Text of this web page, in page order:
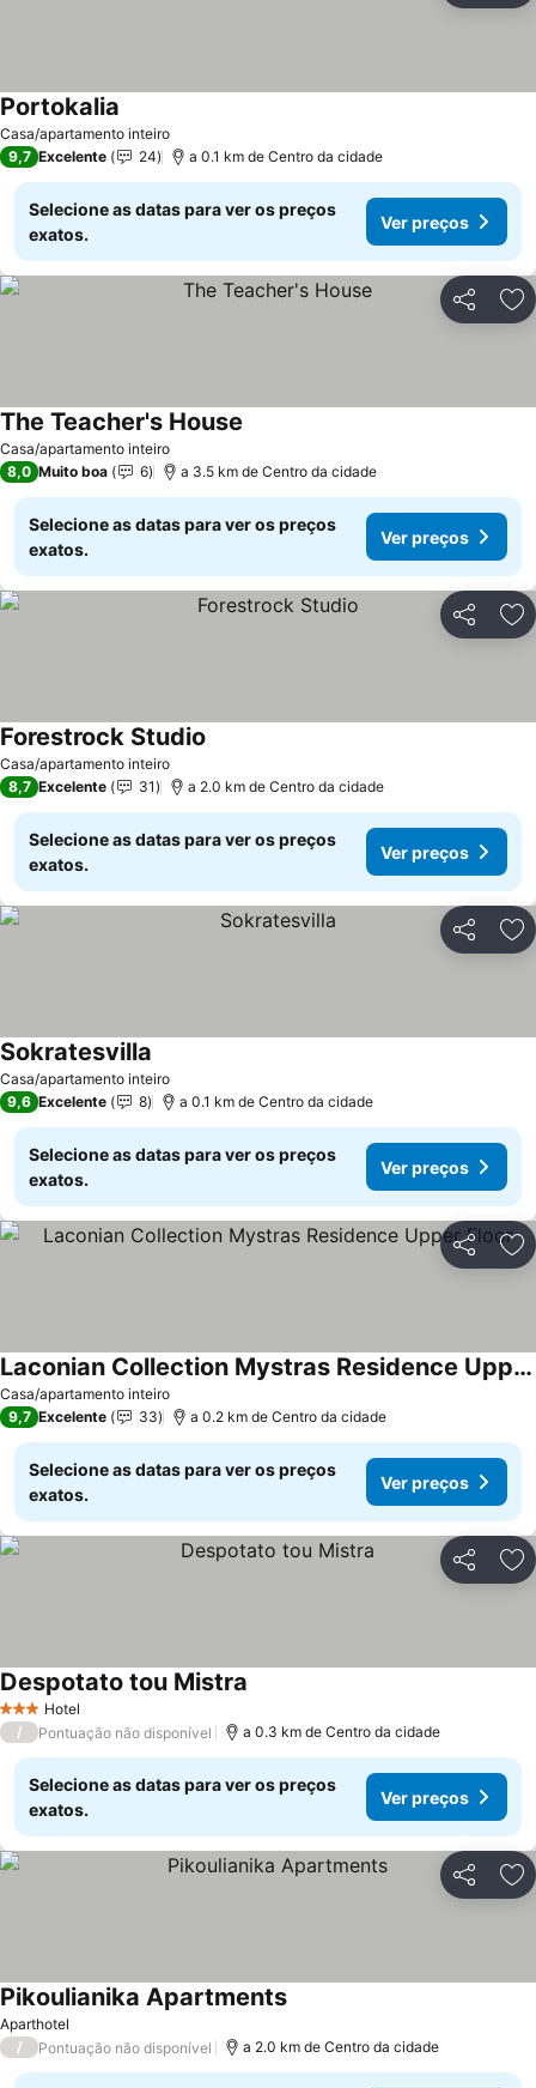
Casa/apartamento inteiro
Portokalia
9,7 Excelente 24 a 0.1 km de Centro da cidade
Selecione as datas para ver os preços
exatos.
Ver preços
Partilhar
Casa/apartamento inteiro
The Teacher's House
8,0 Muito boa 6 a 3.5 km de Centro da cidade
Selecione as datas para ver os preços
exatos.
Ver preços
Partilhar
Casa/apartamento inteiro
Forestrock Studio
8,7 Excelente 31 a 2.0 km de Centro da cidade
Selecione as datas para ver os preços
exatos.
Ver preços
Partilhar
Casa/apartamento inteiro
Sokratesvilla
9,6 Excelente 8 a 0.1 km de Centro da cidade
Selecione as datas para ver os preços
exatos.
Ver preços
Partilhar
Casa/apartamento inteiro
Laconian Collection Mystras Residence Upper Floor
Ver preços
9,7 Excelente 33 a 0.2 km de Centro da cidade
Selecione as datas para ver os preços
exatos.
Ver preços
Partilhar
3 EstrelasHotel
Despotato tou Mistra
/ Pontuação não disponível a 0.3 km de Centro da cidade
Selecione as datas para ver os preços
exatos.
Ver preços
Partilhar
Aparthotel
Pikoulianika ApartmentsVer preços
/ Pontuação não disponível a 2.0 km de Centro da cidade